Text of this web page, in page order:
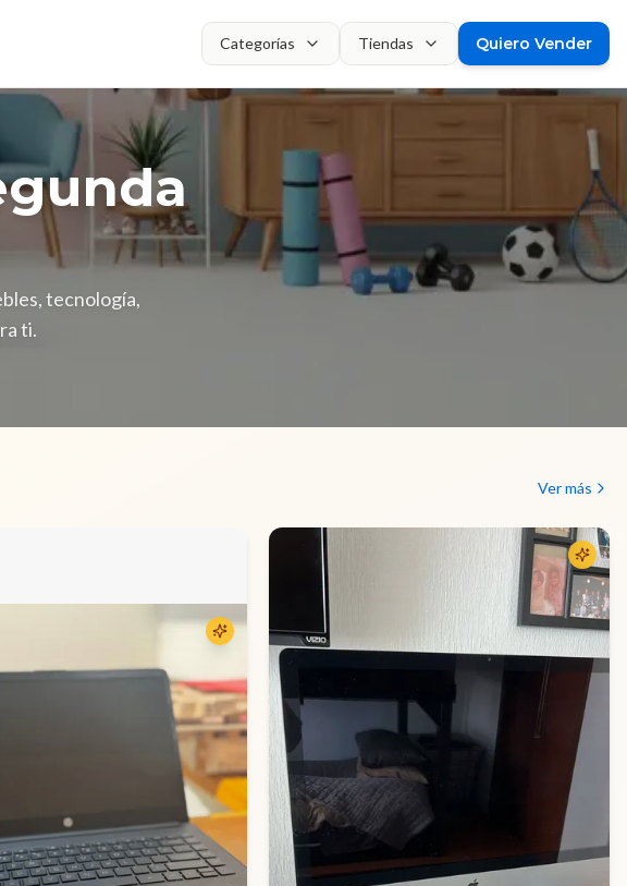
Categorías Tiendas Quiero Vender
tecnología,
ti.
Ver más